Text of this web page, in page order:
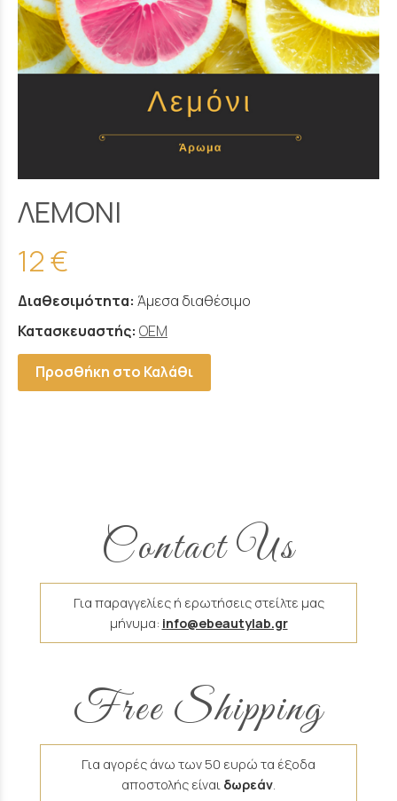
ΛΕΜΟΝΙ
12 €
Διαθεσιμότητα: Άμεσα διαθέσιμο
Κατασκευαστής: OEM
Προσθήκη στο Καλάθι
Contact Us
Για παραγγελίες ή ερωτήσεις στείλτε μας
μήνυμα: info@ebeautylab.gr
Free Shipping
Για αγορές άνω των 50 ευρώ τα έξοδα
αποστολής είναι δωρεάν.